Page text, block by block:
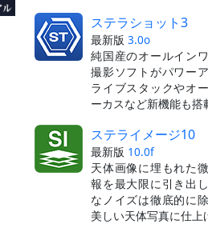
ステラショット3
最新版 3.0o
純国産のオールイン
撮影ソフトがパワーア
ライブスタックやオ
ーカスなど新機能も搭
ステライメージ10
最新版 10.0f
天体画像に埋もれた
報を最大限に引き出
なノイズは徹底的に
美しい天体写真に仕上